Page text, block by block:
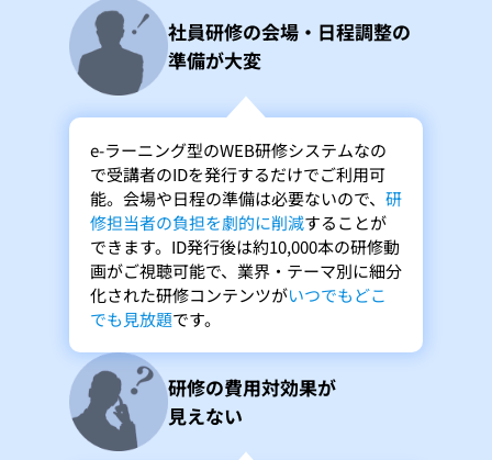
社員研修の会場・日程調整の
準備が大変
e-ラーニング型のWEB研修システムなの
で受講者のIDを発行するだけでご利用可
能。会場や日程の準備は必要ないので、 研
修担当者の負担を劇的に削減することが
できます。ID発行後は約10,000本の研修動
画がご視聴可能で、業界・テーマ別に細分
化された研修コンテンツがいつでもどこ
でも見放題です。
研修の費用対効果が
見えない